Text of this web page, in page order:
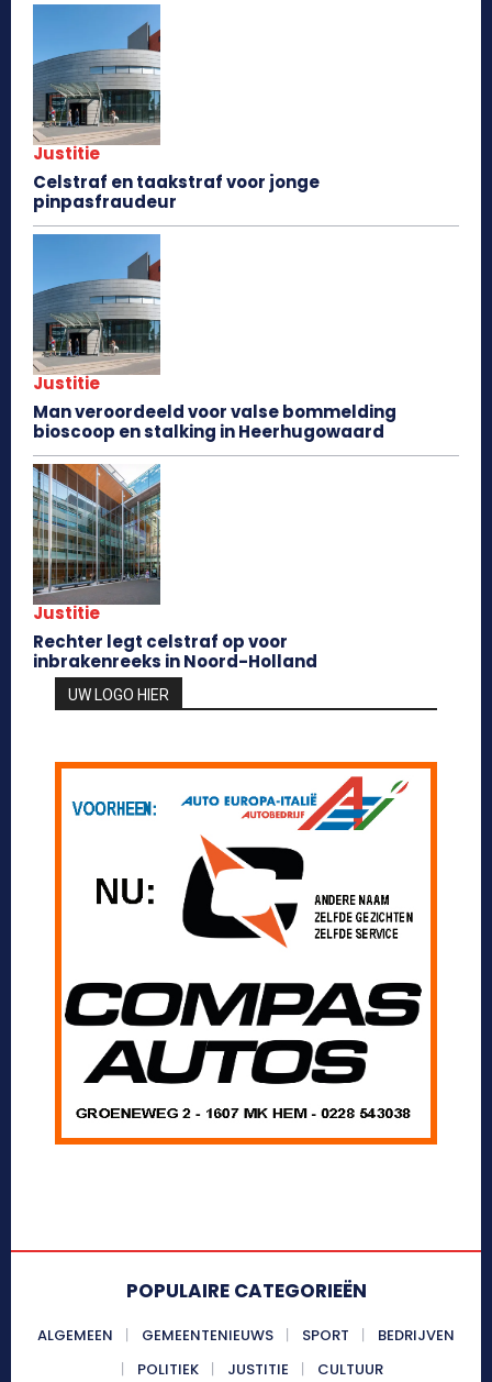
Justitie
Celstraf en taakstraf voor jonge
pinpasfraudeur
Justitie
Man veroordeeld voor valse bommelding
bioscoop en stalking in Heerhugowaard
Justitie
Rechter legt celstraf op voor
inbrakenreeks in Noord-Holland
UW LOGO HIER
POPULAIRE CATEGORIEËN
ALGEMEEN GEMEENTENIEUWS SPORT
BEDRIJVEN
POLITIEK
JUSTITIE CULTUUR